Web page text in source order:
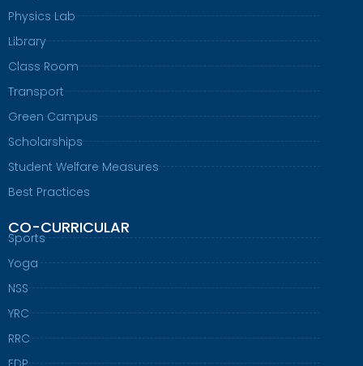
Physics Lab
Library
Class Room
Transport
Green Campus
Scholarships
Student Welfare Measures
Best Practices
CO-CURRICULAR
Sports
Yoga
NSS
YRC
RRC